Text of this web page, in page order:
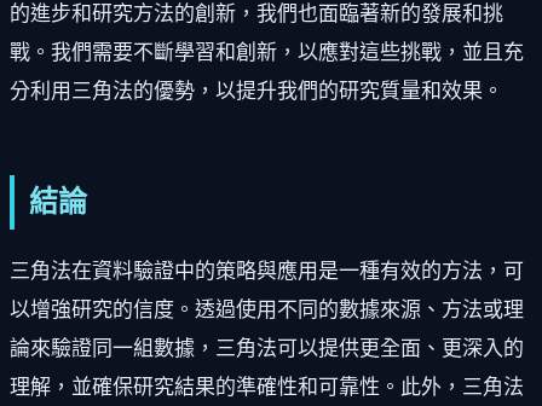
的進步和研究方法的創新，我們也面臨著新的發展和挑
戰。我們需要不斷學習和創新，以應對這些挑戰，並且充
分利用三角法的優勢，以提升我們的研究質量和效果。
結論
三角法在資料驗證中的策略與應用是一種有效的方法，可
以增強研究的信度。透過使用不同的數據來源、方法或理
論來驗證同一組數據，三角法可以提供更全面、更深入的
理解，並確保研究結果的準確性和可靠性。此外，三角法